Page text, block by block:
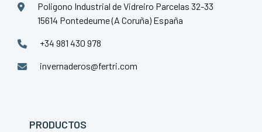
Poligono Industrial de Vidreiro Parcelas 32-33
15614 Pontedeume (A Coruña) España
+34 981 430 978
invernaderos@fertri.com
PRODUCTOS